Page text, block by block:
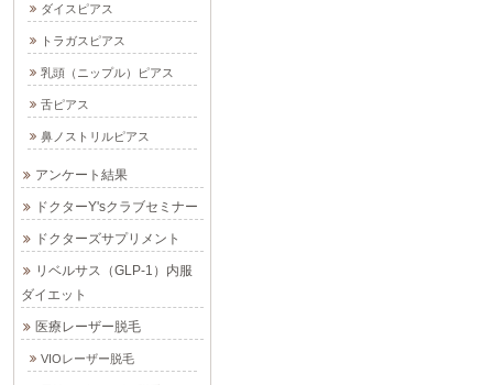
ダイスピアス
トラガスピアス
乳頭（ニップル）ピアス
舌ピアス
鼻ノストリルピアス
アンケート結果
ドクターY'sクラブセミナー
ドクターズサプリメント
リベルサス（GLP-1）内服
ダイエット
医療レーザー脱毛
VIOレーザー脱毛